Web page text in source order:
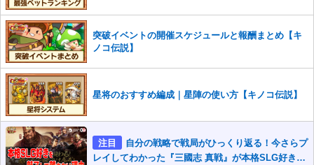
突破イベントの開催スケジュールと報酬まとめ【キ
ノコ伝説】
星将のおすすめ編成｜星陣の使い方【キノコ伝説】
注目
自分の戦略で戦局がひっくり返る！今さらプ
レイしてわかった『三國志 真戦』が本格SLG好きを